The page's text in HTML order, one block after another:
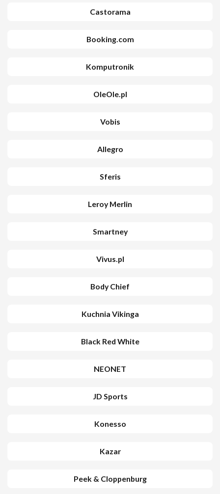
Castorama
Booking.com
Komputronik
OleOle.pl
Vobis
Allegro
Sferis
Leroy Merlin
Smartney
Vivus.pl
Body Chief
Kuchnia Vikinga
Black Red White
NEONET
JD Sports
Konesso
Kazar
Peek & Cloppenburg